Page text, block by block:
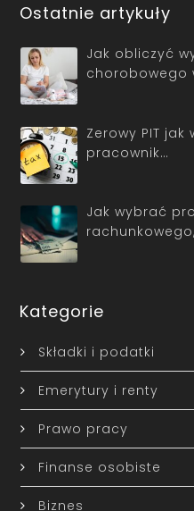
Ostatnie artykuły
Jak obliczyć
chorobowego
Zerowy PIT
pracownik…
Jak wybrać
Kategorie
Składki i podatki
Emerytury i renty
Prawo pracy
Finanse osobiste
Biznes